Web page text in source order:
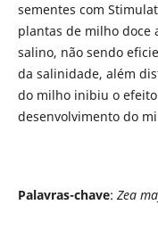
sementes com
plantas de milho doce
salino, não sendo
da salinidade, além
do milho inibiu o
desenvolvimento do
Palavras-chave: Zea